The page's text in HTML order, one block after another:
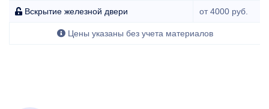
Вскрытие железной двери от 4000 руб.
Цены указаны без учета материалов